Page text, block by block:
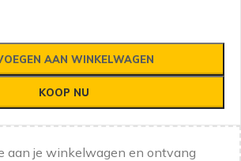
AAN WINKELWAGEN
KOOP NU
aan je winkelwagen en ontvang